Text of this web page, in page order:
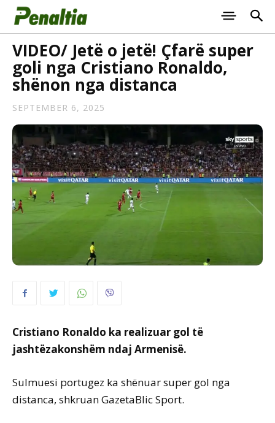
VIDEO/ Jetë o jetë! Çfarë super
goli nga Cristiano Ronaldo,
shënon nga distanca
SEPTEMBER 6, 2025
Cristiano Ronaldo ka realizuar gol të
jashtëzakonshëm ndaj Armenisë.
Sulmuesi portugez ka shënuar super gol nga
distanca, shkruan GazetaBlic Sport.